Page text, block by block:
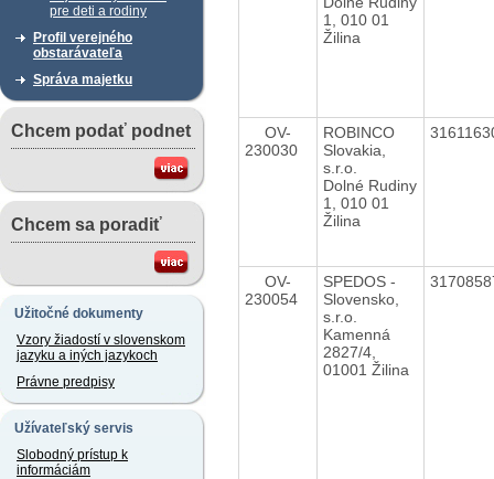
pre deti a rodiny
Profil verejného
obstarávateľa
Správa majetku
Chcem podať podnet
Chcem sa poradiť
Užitočné dokumenty
Vzory žiadostí v slovenskom
jazyku a iných jazykoch
Právne predpisy
Užívateľský servis
Slobodný prístup k
informáciám
1, 010 01
Žilina
OV-
230030
ROBINCO
Slovakia,
s.r.o.
Dolné Rudiny
1, 010 01
Žilina
OV-
230054
SPEDOS -
Slovensko,
s.r.o.
Kamenná
2827/4,
01001 Žilina